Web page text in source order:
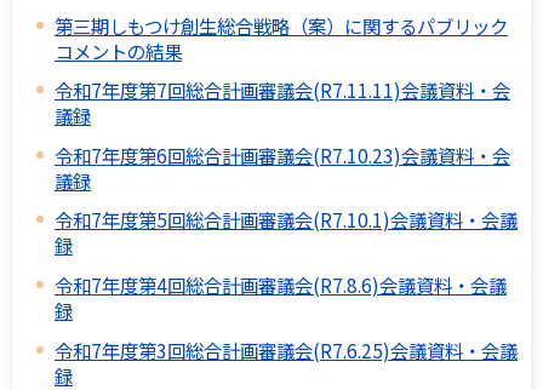
第三期しもつけ創生総合戦略（案）に関するパブリック
コメントの結果
令和7年度第7回総合計画審議会(R7.11.11)会議資料・会
議録
令和7年度第6回総合計画審議会(R7.10.23)会議資料・会
議録
令和7年度第5回総合計画審議会(R7.10.1)会議資料・会議
録
令和7年度第4回総合計画審議会(R7.8.6)会議資料・会議
録
令和7年度第3回総合計画審議会(R7.6.25)会議資料・会議
録